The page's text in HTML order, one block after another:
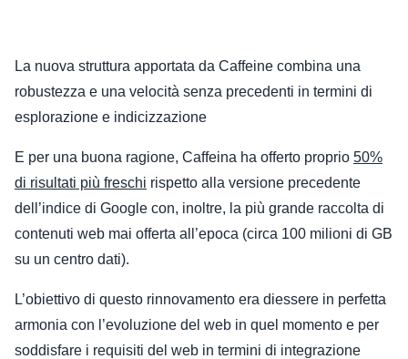
La nuova struttura apportata da Caffeine combina una
robustezza e una velocità senza precedenti in termini di
esplorazione e indicizzazione
E per una buona ragione, Caffeina ha offerto proprio 50%
di risultati più freschi rispetto alla versione precedente
dell’indice di Google con, inoltre, la più grande raccolta di
contenuti web mai offerta all’epoca (circa 100 milioni di GB
su un centro dati).
L’obiettivo di questo rinnovamento era diessere in perfetta
armonia con l’evoluzione del web in quel momento e per
soddisfare i requisiti del web in termini di integrazione